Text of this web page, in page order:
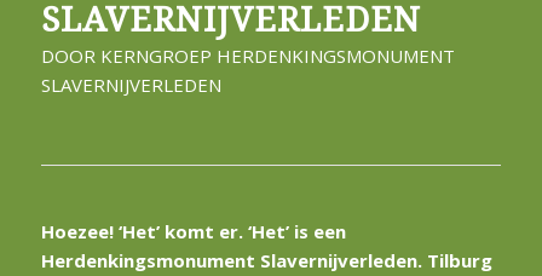
SLAVERNIJVERLEDEN
DOOR KERNGROEP HERDENKINGSMONUMENT
SLAVERNIJVERLEDEN
​Hoezee! ‘Het’ komt er. ‘Het’ is een
Herdenkingsmonument Slavernijverleden. Tilburg